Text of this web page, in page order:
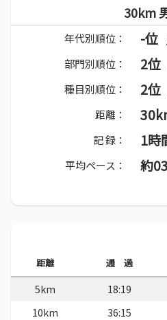
30km
年代別順位： -位
部門別順位： 2位
種目別順位： 2位
距離：
記 録： 1時
平均ペース： 約
距離 通 過
5km 18:19
10km
36:15